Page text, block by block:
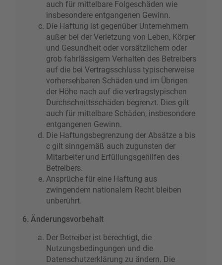
auch für mittelbare Folgeschäden wie
insbesondere entgangenen Gewinn.
Die Haftung ist gegenüber Unternehmern
außer bei der Verletzung von Leben, Körper
und Gesundheit oder vorsätzlichem oder
grob fahrlässigem Verhalten des Betreibers
auf die bei Vertragsschluss typischerweise
vorhersehbaren Schäden und im Übrigen
der Höhe nach auf die vertragstypischen
Durchschnittsschäden begrenzt. Dies gilt
auch für mittelbare Schäden, insbesondere
entgangenen Gewinn.
Die Haftungsbegrenzung der Absätze a bis
c gilt sinngemäß auch zugunsten der
Mitarbeiter und Erfüllungsgehilfen des
Betreibers.
Ansprüche für eine Haftung aus
zwingendem nationalem Recht bleiben
unberührt.
6. Änderungsvorbehalt
Der Betreiber ist berechtigt, die
Nutzungsbedingungen und die
Datenschutzerklärung zu ändern. Die